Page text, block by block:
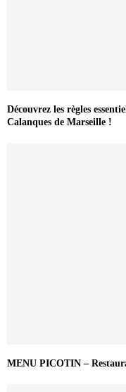
Découvrez les règles
Calanques de Marseille !
MENU PICOTIN –